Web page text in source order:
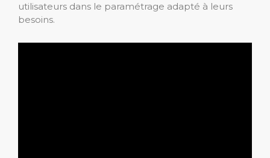
utilisateurs dans le paramétrage adapté à leurs
besoins.